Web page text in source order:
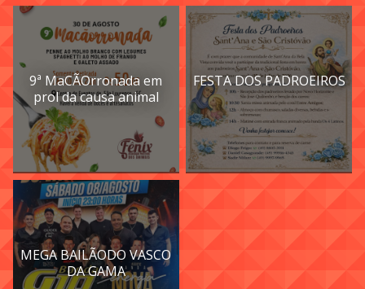
9ª MaCÃOrronada em
prol da causa animal
FESTA DOS PADROEIROS
MEGA BAILÃODO VASCO
DA GAMA